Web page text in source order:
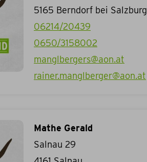
5165 Berndorf bei Salzburg
06214/20439
0650/3158002
manglbergers@aon.at
rainer.manglberger@aon.at
Mathe Gerald
Salnau 29